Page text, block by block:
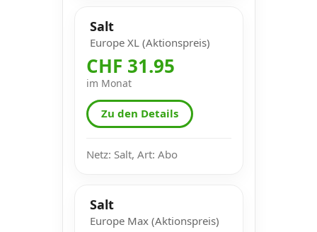
Salt
Europe XL (Aktionspreis)
CHF 31.95
im Monat
Zu den Details
Netz: Salt, Art: Abo
Salt
Europe Max (Aktionspreis)